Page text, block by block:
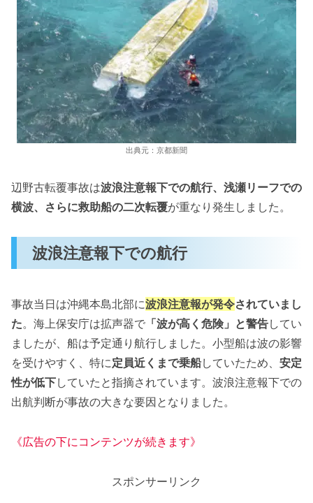
出典元：京都新聞
辺野古転覆事故は波浪注意報下での航行、浅瀬リーフでの
横波、さらに救助船の二次転覆が重なり発生しました。
波浪注意報下での航行
事故当日は沖縄本島北部に波浪注意報が発令されていまし
た。海上保安庁は拡声器で 「波が高く危険」と警告してい
ましたが、船は予定通り航行しました。小型船は波の影響
を受けやすく、特に定員近くまで乗船していたため、 安定
性が低下していたと指摘されています。波浪注意報下での
出航判断が事故の大きな要因となりました。
《広告の下にコンテンツが続きます》
スポンサーリンク